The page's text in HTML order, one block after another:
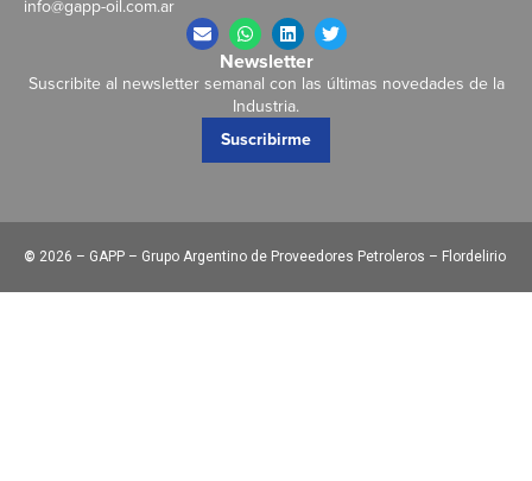
info@gapp-oil.com.ar
Newsletter
Suscribite al newsletter semanal con las últimas novedades de la
Industria.
Suscribirme
© 2026 – GAPP – Grupo Argentino de Proveedores Petroleros – Flordelirio